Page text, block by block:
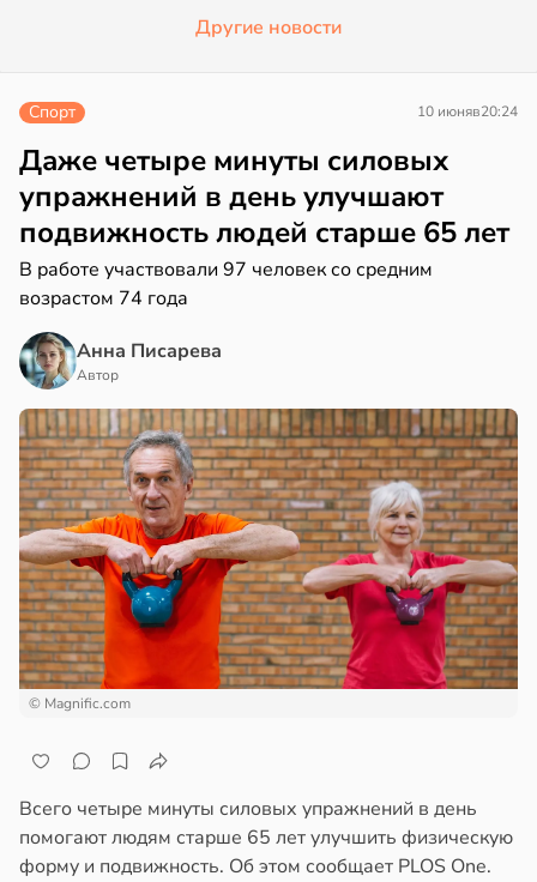
Другие новости
Спорт 10 июняв20:24
Даже четыре минуты силовых
упражнений в день улучшают
подвижность людей старше 65 лет
В работе участвовали 97 человек со средним
возрастом 74 года
Анна Писарева
Автор
© Magnific.com
Всего четыре минуты силовых упражнений в день
помогают людям старше 65 лет улучшить физическую
форму и подвижность. Об этом сообщает PLOS One.